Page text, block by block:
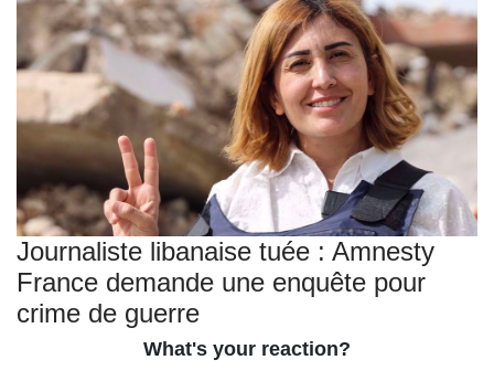
Journaliste libanaise tuée : Amnesty
France demande une enquête pour
crime de guerre